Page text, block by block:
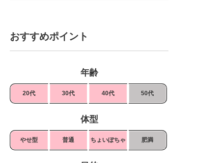
おすすめポイント
年齢
20代 30代 40代 50代
体型
やせ型 普通 ちょいぽちゃ 肥満